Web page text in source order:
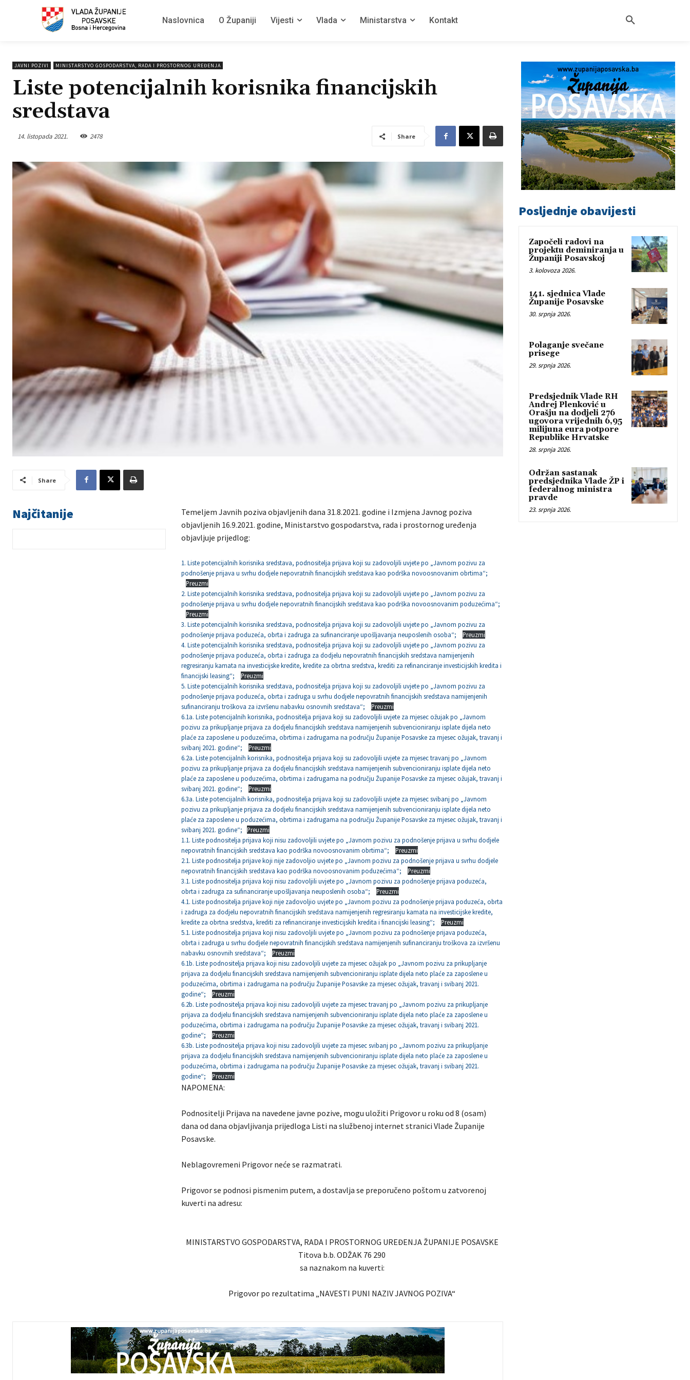
Naslovnica O Županiji Vijesti Vlada Ministarstva Kontakt
JAVNI POZIVI MINISTARSTVO GOSPODARSTVA, RADA I PROSTORNOG UREĐENJA
Liste potencijalnih korisnika financijskih
sredstava
14. listopada 2021. 2478 Share
Share
Najčitanije
Temeljem Javnih poziva objavljenih dana 31.8.2021. godine i Izmjena Javnog poziva
objavljenih 16.9.2021. godine, Ministarstvo gospodarstva, rada i prostornog uređenja
objavljuje prijedlog:
1. Liste potencijalnih korisnika sredstava, podnositelja prijava koji su zadovoljili uvjete po „Javnom pozivu za
podnošenje prijava u svrhu dodjele nepovratnih financijskih sredstava kao podrška novoosnovanim obrtima“;
Preuzmi
2. Liste potencijalnih korisnika sredstava, podnositelja prijava koji su zadovoljili uvjete po „Javnom pozivu za
podnošenje prijava u svrhu dodjele nepovratnih financijskih sredstava kao podrška novoosnovanim poduzećima“;
Preuzmi
3. Liste potencijalnih korisnika sredstava, podnositelja prijava koji su zadovoljili uvjete po „Javnom pozivu za
podnošenje prijava poduzeća, obrta i zadruga za sufinanciranje upošljavanja neuposlenih osoba“;
Preuzmi
4. Liste potencijalnih korisnika sredstava, podnositelja prijava koji su zadovoljili uvjete po „Javnom pozivu za
podnošenje prijava poduzeća, obrta i zadruga za dodjelu nepovratnih financijskih sredstava namijenjenih
regresiranju kamata na investicijske kredite, kredite za obrtna sredstva, krediti za refinanciranje investicijskih kredita i
financijski leasing“;
Preuzmi
5. Liste potencijalnih korisnika sredstava, podnositelja prijava koji su zadovoljili uvjete po „Javnom pozivu za
podnošenje prijava poduzeća, obrta i zadruga u svrhu dodjele nepovratnih financijskih sredstava namijenjenih
sufinanciranju troškova za izvršenu nabavku osnovnih sredstava“;
Preuzmi
6.1a. Liste potencijalnih korisnika, podnositelja prijava koji su zadovoljili uvjete za mjesec ožujak po „Javnom
pozivu za prikupljanje prijava za dodjelu financijskih sredstava namijenjenih subvencioniranju isplate dijela neto
plaće za zaposlene u poduzećima, obrtima i zadrugama na području Županije Posavske za mjesec ožujak, travanj i
svibanj 2021. godine“;
Preuzmi
6.2a. Liste potencijalnih korisnika, podnositelja prijava koji su zadovoljili uvjete za mjesec travanj po „Javnom
pozivu za prikupljanje prijava za dodjelu financijskih sredstava namijenjenih subvencioniranju isplate dijela neto
plaće za zaposlene u poduzećima, obrtima i zadrugama na području Županije Posavske za mjesec ožujak, travanj i
svibanj 2021. godine“;
Preuzmi
6.3a. Liste potencijalnih korisnika, podnositelja prijava koji su zadovoljili uvjete za mjesec svibanj po „Javnom
pozivu za prikupljanje prijava za dodjelu financijskih sredstava namijenjenih subvencioniranju isplate dijela neto
plaće za zaposlene u poduzećima, obrtima i zadrugama na području Županije Posavske za mjesec ožujak, travanj i
svibanj 2021. godine“;
Preuzmi
1.1. Liste podnositelja prijava koji nisu zadovoljili uvjete po „Javnom pozivu za podnošenje prijava u svrhu dodjele
nepovratnih financijskih sredstava kao podrška novoosnovanim obrtima“;
Preuzmi
2.1. Liste podnositelja prijave koji nije zadovoljio uvjete po „Javnom pozivu za podnošenje prijava u svrhu dodjele
nepovratnih financijskih sredstava kao podrška novoosnovanim poduzećima“;
Preuzmi
3.1. Liste podnositelja prijava koji nisu zadovoljili uvjete po „Javnom pozivu za podnošenje prijava poduzeća,
obrta i zadruga za sufinanciranje upošljavanja neuposlenih osoba“;
Preuzmi
4.1. Liste podnositelja prijave koji nije zadovoljio uvjete po „Javnom pozivu za podnošenje prijava poduzeća, obrta
i zadruga za dodjelu nepovratnih financijskih sredstava namijenjenih regresiranju kamata na investicijske kredite,
kredite za obrtna sredstva, krediti za refinanciranje investicijskih kredita i financijski leasing“;
Preuzmi
5.1. Liste podnositelja prijava koji nisu zadovoljili uvjete po „Javnom pozivu za podnošenje prijava poduzeća,
obrta i zadruga u svrhu dodjele nepovratnih financijskih sredstava namijenjenih sufinanciranju troškova za izvršenu
nabavku osnovnih sredstava“;
Preuzmi
6.1b. Liste podnositelja prijava koji nisu zadovoljili uvjete za mjesec ožujak po „Javnom pozivu za prikupljanje
prijava za dodjelu financijskih sredstava namijenjenih subvencioniranju isplate dijela neto plaće za zaposlene u
poduzećima, obrtima i zadrugama na području Županije Posavske za mjesec ožujak, travanj i svibanj 2021.
godine“;
Preuzmi
6.2b. Liste podnositelja prijava koji nisu zadovoljili uvjete za mjesec travanj po „Javnom pozivu za prikupljanje
prijava za dodjelu financijskih sredstava namijenjenih subvencioniranju isplate dijela neto plaće za zaposlene u
poduzećima, obrtima i zadrugama na području Županije Posavske za mjesec ožujak, travanj i svibanj 2021.
godine“;
Preuzmi
6.3b. Liste podnositelja prijava koji nisu zadovoljili uvjete za mjesec svibanj po „Javnom pozivu za prikupljanje
prijava za dodjelu financijskih sredstava namijenjenih subvencioniranju isplate dijela neto plaće za zaposlene u
poduzećima, obrtima i zadrugama na području Županije Posavske za mjesec ožujak, travanj i svibanj 2021.
godine“;
Preuzmi
NAPOMENA:
Podnositelji Prijava na navedene javne pozive, mogu uložiti Prigovor u roku od 8 (osam)
dana od dana objavljivanja prijedloga Listi na službenoj internet stranici Vlade Županije
Posavske.
Neblagovremeni Prigovor neće se razmatrati.
Prigovor se podnosi pismenim putem, a dostavlja se preporučeno poštom u zatvorenoj
kuverti na adresu:
MINISTARSTVO GOSPODARSTVA, RADA I PROSTORNOG UREĐENJA ŽUPANIJE POSAVSKE
Titova b.b. ODŽAK 76 290
sa naznakom na kuverti:
Prigovor po rezultatima „NAVESTI PUNI NAZIV JAVNOG POZIVA“
Posljednje obavijesti
Započeli radovi na
projektu deminiranja u
Županiji Posavskoj
3. kolovoza 2026.
141. sjednica Vlade
Županije Posavske
30. srpnja 2026.
Polaganje svečane
prisege
29. srpnja 2026.
Predsjednik Vlade RH
Andrej Plenković u
Orašju na dodjeli 276
ugovora vrijednih 6,95
milijuna eura potpore
Republike Hrvatske
28. srpnja 2026.
Održan sastanak
predsjednika Vlade ŽP i
federalnog ministra
pravde
23. srpnja 2026.